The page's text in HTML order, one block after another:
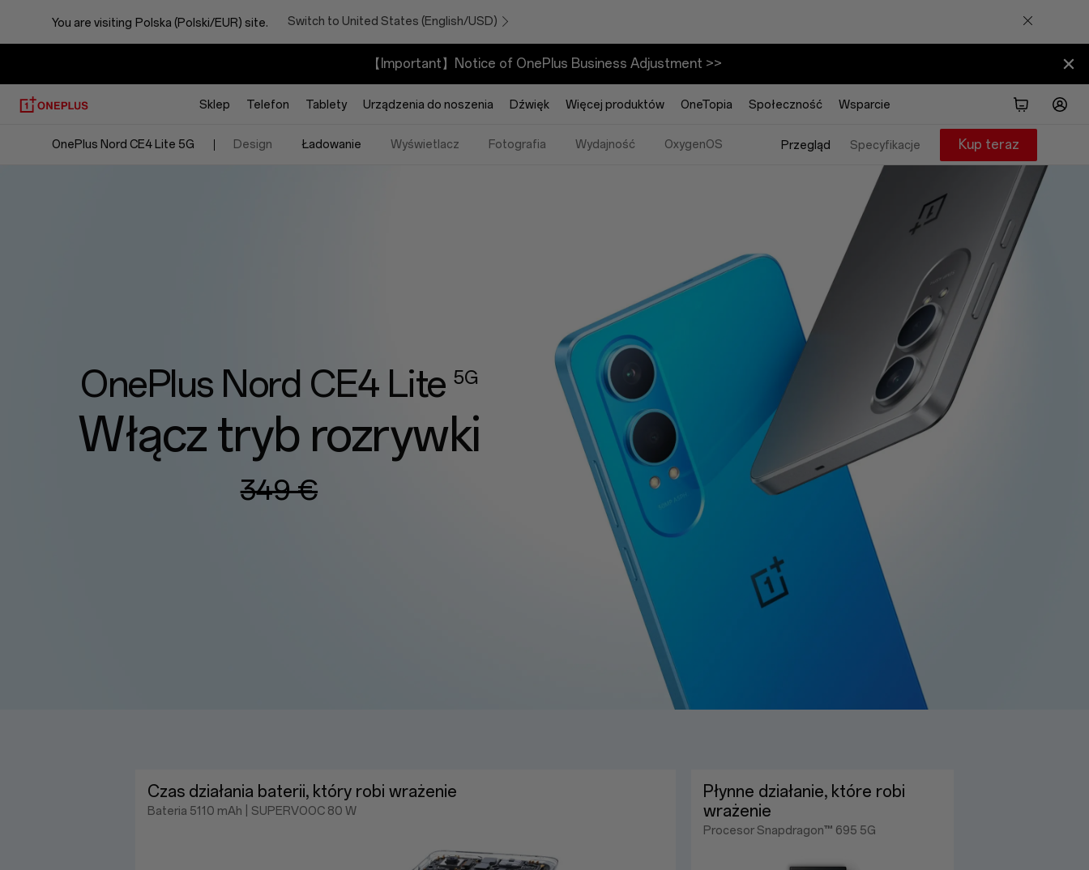
OnePlus
CE4
Lite
You are visiting Polska (Polski/EUR) site. Switch to United States (English/USD)
【Important】Notice of OnePlus Business Adjustment >>
Sklep Telefon Tablety Urządzenia do noszenia Dźwięk Więcej produktów OneTopia Społeczność Wsparcie
OnePlus Nord CE4 Lite 5G Design Ładowanie Wyświetlacz Fotografia Wydajność OxygenOS Przegląd Specyfikacje Kup teraz
OnePlus Nord CE4 Lite5G
Włącz tryb rozrywki
349 €
Czas działania baterii, który robi wrażenie
Bateria 5110 mAh | SUPERVOOC 80 W
Płynne działanie, które robi
wrażenie
Procesor Snapdragon™ 695 5G